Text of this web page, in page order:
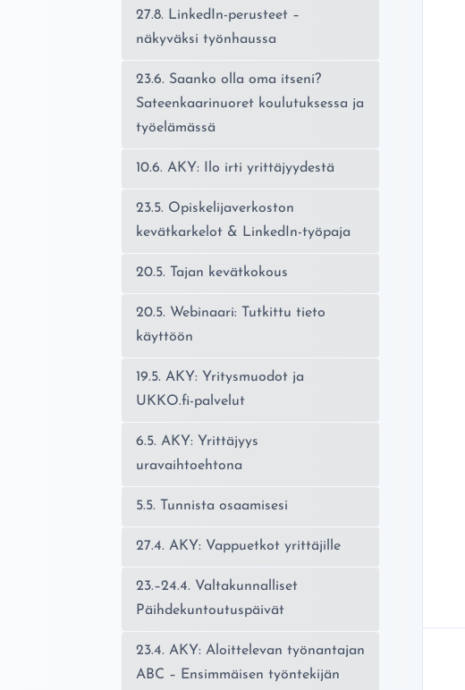
27.8. LinkedIn-perusteet –
näkyväksi työnhaussa
23.6. Saanko olla oma itseni?
Sateenkaarinuoret koulutuksessa ja
työelämässä
10.6. AKY: Ilo irti yrittäjyydestä
23.5. Opiskelijaverkoston
kevätkarkelot & LinkedIn-työpaja
20.5. Tajan kevätkokous
20.5. Webinaari: Tutkittu tieto
käyttöön
19.5. AKY: Yritysmuodot ja
UKKO.fi-palvelut
6.5. AKY: Yrittäjyys
uravaihtoehtona
5.5. Tunnista osaamisesi
27.4. AKY: Vappuetkot yrittäjille
23.–24.4. Valtakunnalliset
Päihdekuntoutuspäivät
23.4. AKY: Aloittelevan työnantajan
ABC – Ensimmäisen työntekijän